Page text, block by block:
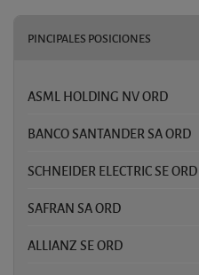
PINCIPALES POSICIONES
ASML HOLDING NV ORD
BANCO SANTANDER SA ORD
SCHNEIDER ELECTRIC SE ORD
SAFRAN SA ORD
ALLIANZ SE ORD